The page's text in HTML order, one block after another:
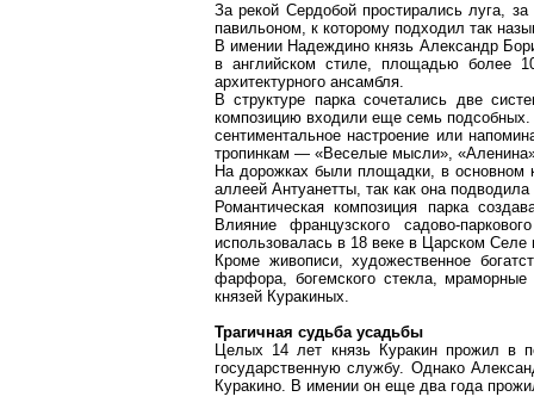
За рекой Сердобойпростирались луга,
павильоном, к которому подходил так
В имении Надеждино князь Александр
в английском стиле, площадью более
архитектурного ансамбля.
В структуре парка сочетались две
композицию входили еще семь
сентиментальное настроение или
тропинкам — «Веселые мысли»,
На дорожках были площадки, в основном
аллеей Антуанетты, так как она
Романтическая композиция парка
Влияние французского садово-
использовалась в 18 веке в Царском Селе
Кроме живописи, художественное
фарфора, богемского стекла, мраморные
князей Куракиных.
Трагичная судьбаусадьбы
Целых 14 лет князь Куракин прожил в
государственную службу. Однако
Куракино. В имении он еще два года